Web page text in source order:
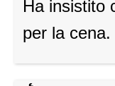
Ha insistito
per la cena.